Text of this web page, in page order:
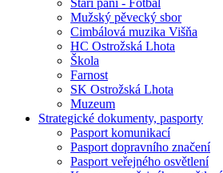
Mužský pěvecký sbor
Cimbálová muzika Višňa
HC Ostrožská Lhota
Škola
Farnost
SK Ostrožská Lhota
Muzeum
Strategické dokumenty, pasporty
Pasport komunikací
Pasport dopravního značení
Pasport veřejného osvětlení